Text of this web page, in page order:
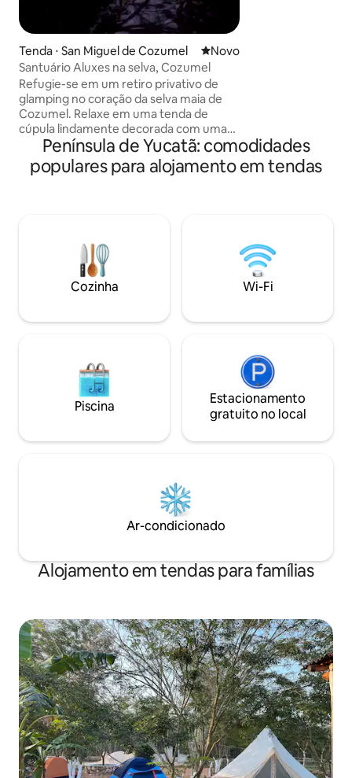
Tenda ⋅ San Miguel de Cozumel Novo lugar para ficar
Novo
Santuário Aluxes na selva, Cozumel
Refugie-se em um retiro privativo de
glamping no coração da selva maia de
Cozumel. Relaxe em uma tenda de
cúpula lindamente decorada com uma
confortável cama queen size, acesso à
piscina, área para fogueira, cozinha
externa e um ambiente natural
minutos da deslumbrante costa leste de
Cozumel, o Aluxes Jungle Sanctuary
oferece uma combinação única de
conforto, aventura e tranquilidade.
Península de Yucatã: comodidades
populares para alojamento em tendas
Cozinha Wi-Fi
Piscina
Estacionamento
gratuito no local
Ar-condicionado
Alojamento em tendas para famílias